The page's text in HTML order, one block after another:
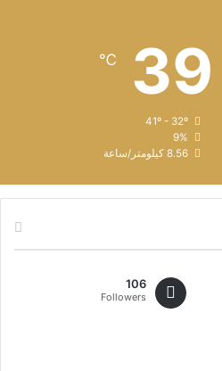
39
℃
9%
8.56 كيلومتر/ساعة
106
Followers